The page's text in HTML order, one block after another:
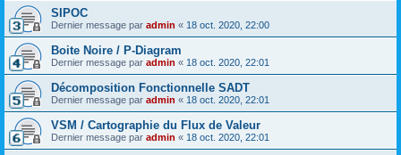
SIPOC
Dernier message par admin « 18 oct. 2020, 22:00
Boite Noire / P-Diagram
Dernier message par admin « 18 oct. 2020, 22:01
Décomposition Fonctionnelle SADT
Dernier message par admin « 18 oct. 2020, 22:01
VSM / Cartographie du Flux de Valeur
Dernier message par admin « 18 oct. 2020, 22:01